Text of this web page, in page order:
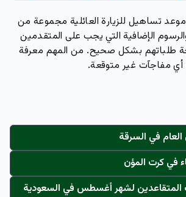
تساهيل للزيارة العائلية مجموعة من
الإضافية التي يجب على المتقدمين
طلباتهم بشكل صحيح. من المهم معرفة
مفاجآت غير متوقعة.
في السرقة
في كرت المؤن
المتقاعدين لشهر أغسطس في السعودية